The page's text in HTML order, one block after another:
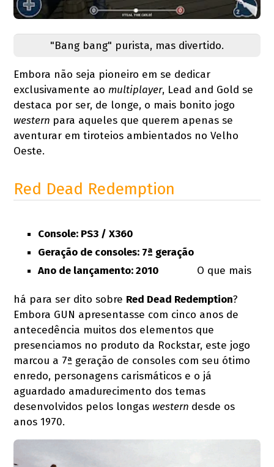
"Bang bang" purista, mas divertido.
Embora não seja pioneiro em se dedicar
exclusivamente ao multiplayer, Lead and Gold se
destaca por ser, de longe, o mais bonito jogo
western para aqueles que querem apenas se
aventurar em tiroteios ambientados no Velho
Oeste.
Red Dead Redemption
Console: PS3 / X360
Geração de consoles: 7ª geração
Ano de lançamento: 2010
O que mais
há para ser dito sobre Red Dead Redemption?
Embora GUN apresentasse com cinco anos de
antecedência muitos dos elementos que
presenciamos no produto da Rockstar, este jogo
marcou a 7ª geração de consoles com seu ótimo
enredo, personagens carismáticos e o já
aguardado amadurecimento dos temas
desenvolvidos pelos longas western desde os
anos 1970.